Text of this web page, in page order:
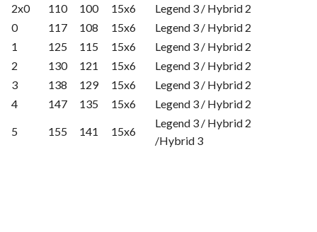
2x0
110 100 15x6
Legend 3 / Hybrid 2
0
117 108 15x6
Legend 3 / Hybrid 2
1
125 115 15x6
Legend 3 / Hybrid 2
2
130 121 15x6
Legend 3 / Hybrid 2
3
138 129 15x6
Legend 3 / Hybrid 2
4
147 135 15x6 Legend 3 / Hybrid 2
5 155 141 15x6
Legend 3 / Hybrid 2
/Hybrid 3